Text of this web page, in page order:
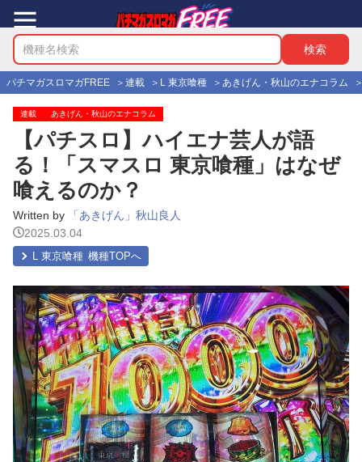
パチマガスロマガFREE 連載 L 東京喰種 あきげん・秋山のエナコラム
連載 あきげん・秋山のエナコラム
【パチスロ】ハイエナ芸人が語
る！「スマスロ 東京喰種」はなぜ
喰えるのか？
Written by
「あきげん」秋山良人
2025.03.04
L 東京喰種